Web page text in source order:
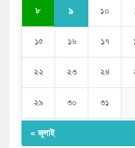
৮ ৯ ১০
১৫ ১৬ ১৭
২২ ২৩ ২৪
২৯ ৩০ ৩১
« জুলাই